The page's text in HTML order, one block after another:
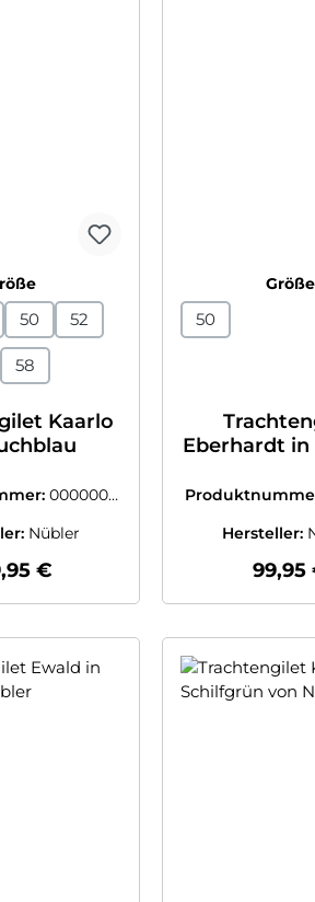
auswählen
50 52
58
Kaarlo
0000003
Nübler
Preis:
€
Größe
50
Eberhardt in
Hersteller:
99,95